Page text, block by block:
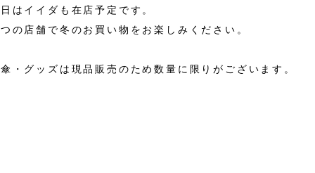
はイイダも在店予定です。
の店舗で冬のお買い物をお楽しみください。
・グッズは現品販売のため数量に限りがございます。